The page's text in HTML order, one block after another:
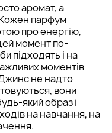
аромат, а
парфум
про енергію,
момент по-
підходять і на
моментів
не надто
вони
який образ і
на навчання, на